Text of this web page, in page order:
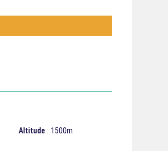
Altitude : 1500m